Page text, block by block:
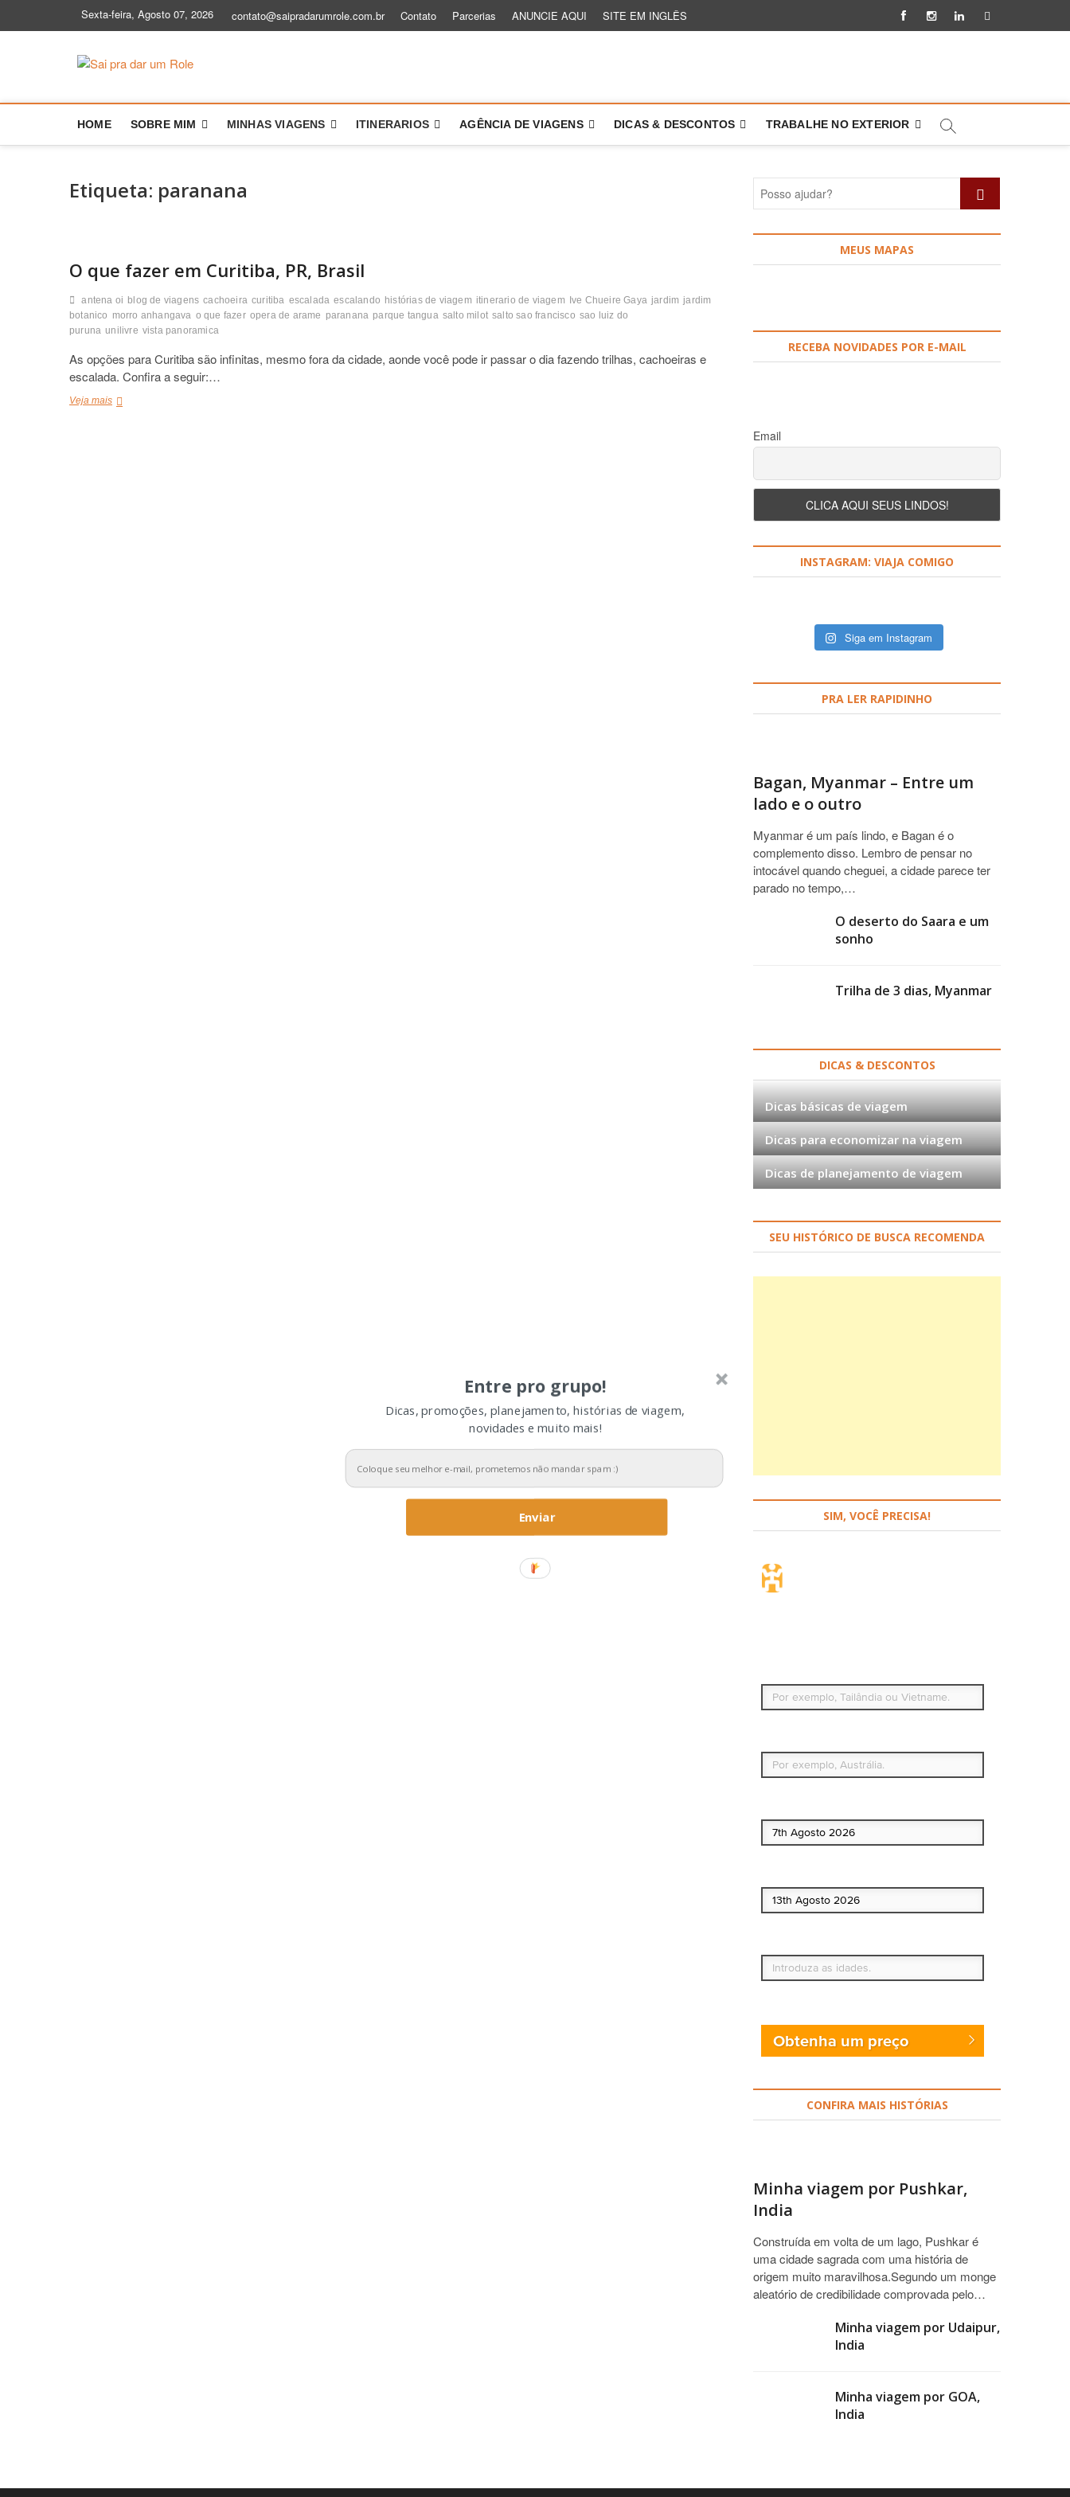
Sexta-feira, Agosto 07, 2026 contato@saipradarumrole.com.br Contato Parcerias ANUNCIE AQUI SITE EM INGLÊS FacebookInstagramLinkedinPinterest
HOME SOBRE MIM MINHAS VIAGENS ITINERARIOS AGÊNCIA DE VIAGENS DICAS & DESCONTOS TRABALHE NO EXTERIOR
Etiqueta: paranana
O que fazer em Curitiba, PR, Brasil
antena oi blog de viagens cachoeira curitiba escalada escalando histórias de viagem itinerario de viagem Ive Chueire Gaya jardim jardim
botanico morro anhangava o que fazer opera de arame paranana parque tangua salto milot salto sao francisco sao luiz do
puruna unilivre vista panoramica
As opções para Curitiba são infinitas, mesmo fora da cidade, aonde você pode ir passar o dia fazendo trilhas, cachoeiras e
escalada. Confira a seguir:…
Veja maisO
ajudar?
MEUS MAPAS
RECEBA NOVIDADES POR E-MAIL
Email
INSTAGRAM: VIAJA COMIGO
Siga em Instagram
PRA LER RAPIDINHO
Bagan, Myanmar – Entre um
lado e o outro
Myanmar é um país lindo, e Bagan é o
complemento disso. Lembro de pensar no
intocável quando cheguei, a cidade parece ter
parado no tempo,…
O deserto do Saara e um
sonho
Trilha de 3 dias, Myanmar
DICAS & DESCONTOS
Dicas básicas de viagem
Dicas para economizar na viagem
Dicas de planejamento de viagem
SEU HISTÓRICO DE BUSCA RECOMENDA
SIM, VOCÊ PRECISA!
Obtenha um preço
CONFIRA MAIS HISTÓRIAS
Minha viagem por Pushkar,
India
Construída em volta de um lago, Pushkar é
uma cidade sagrada com uma história de
origem muito maravilhosa.Segundo um monge
aleatório de credibilidade comprovada pelo…
Minha viagem por Udaipur,
India
Minha viagem por GOA,
India
Entre pro grupo!
Dicas, promoções, planejamento, histórias de viagem,
novidades e muito mais!
Enviar